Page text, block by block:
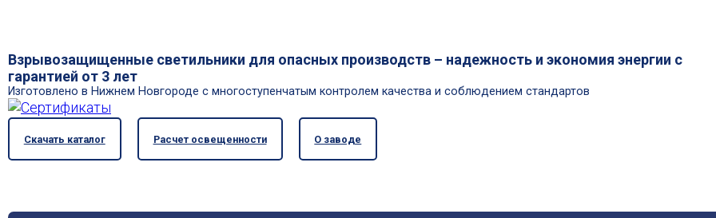
Взрывозащищенные светильники для опасных производств – надежность и экономия энергии с
гарантией от 3 лет
Изготовлено в Нижнем Новгороде с многоступенчатым контролем качества и соблюдением стандартов
Скачать каталог Расчет освещенности О заводе